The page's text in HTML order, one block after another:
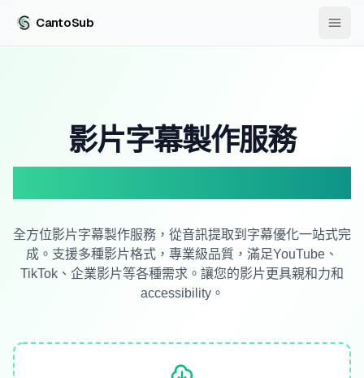
CantoSub
影片字幕製作服務
全方位影片字幕製作服務，從音訊提取到字幕優化一站式完
成。支援多種影片格式，專業級品質，滿足YouTube、
TikTok、企業影片等各種需求。讓您的影片更具親和力和
accessibility。